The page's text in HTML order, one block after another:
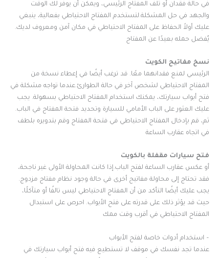
في حالة فقدان أو تلف المفتاح الرئيسي، ويمكن أن يوفر لك الوقت
والجهد في حل المشكلة.لتستخدم المفتاح الاحتياطي بفعالية، ينبغي
عليك أولاً الحفاظ على المفتاح الاحتياطي في مكان آمن ومعروف لديك.
يُفضل حمله بعيدًا عن المفتاح
نسخ مفاتيح الكويت
الرئيسي لمنع فقدانهما معًا. قد ترغب أيضًا في إعطاء نسخة من
المفتاح الاحتياطي لشخص آخر في حالة الطوارئ.عندما تواجه مشكلة في
فتح أبواب سيارتك، يمكنك استخدام المفتاح الاحتياطي بسهولة. يجب
عليك العثور على الباب الأمامي للسيارة وتحديد فتحة المفتاح في الباب.
ثم، قم بإدخال المفتاح الاحتياطي في فتحة المفتاح وقم بتدويره بلطف
في اتجاه عقارب الساعة
فتح سيارات مقفلة بالكويت
أو عكس عقارب الساعة لفتح الباب.إذا كانت المحاولة الأولى غير ناجحة،
فقد تحتاج إلى محاولة مفاتيح أخرى في حالة وجود نظام مفتاح مزدوج.
يجب عليك أيضًا التأكد من أن المفتاح الاحتياطي ليس تالفًا أو متآكلًا،
حيث قد يؤثر ذلك على قدرته على فتح الأبواب. احرص على استبدال
المفتاح الاحتياطي في أقرب وقت ممك
– استخدام أدوات خاصة لفتح الأبواب
عندما تجد نفسك في موقف لا تستطيع فيه فتح أبواب سيارتك في